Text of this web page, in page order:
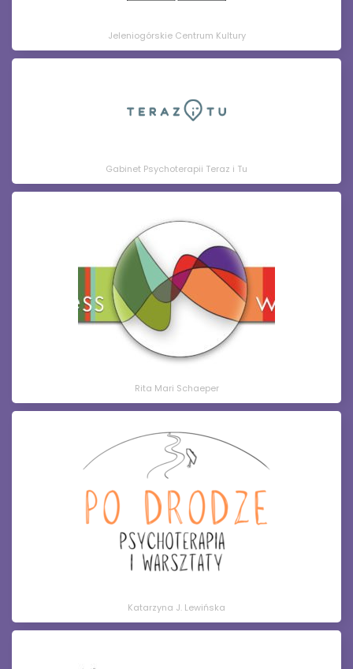
Jeleniogórskie Centrum Kultury
Gabinet Psychoterapii Teraz i Tu
Rita Mari Schaeper
Katarzyna J. Lewińska